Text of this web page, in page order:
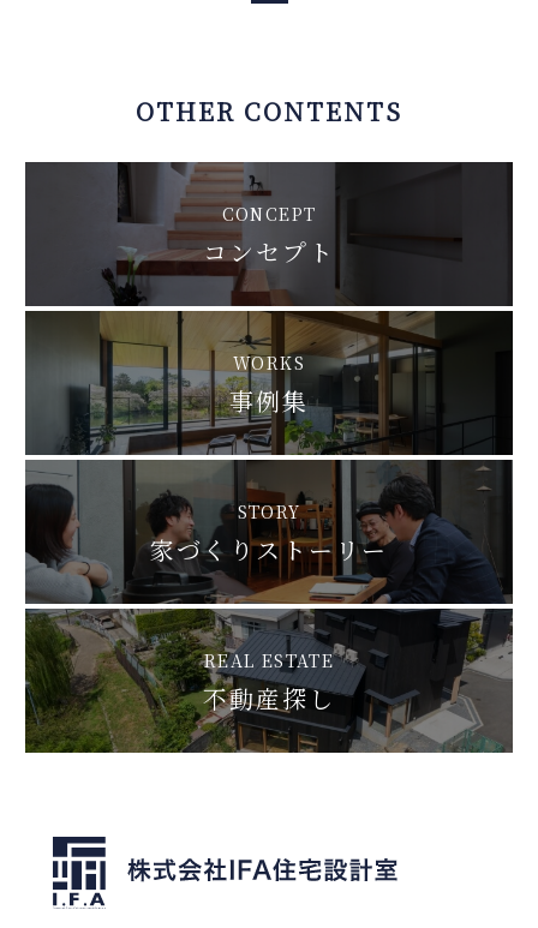
OTHER CONTENTS
CONCEPT
コンセプト
WORKS
事例集
STORY
家づくりストーリー
REAL ESTATE
不動産探し